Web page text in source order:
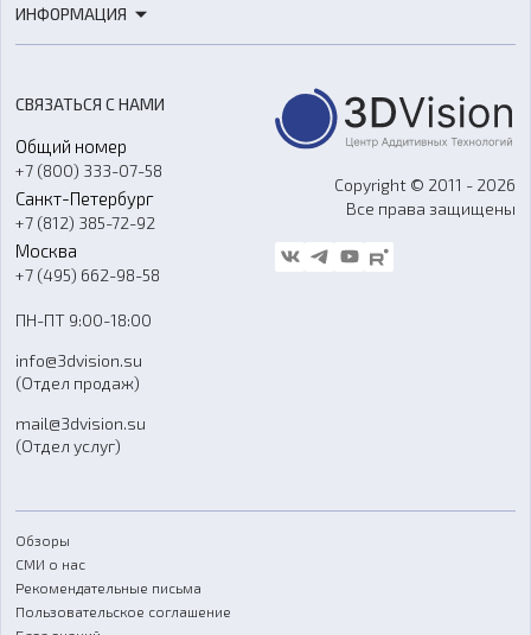
Расходные материалы
Оборудование и материалы для вакуумного литья
Аксессуары и прочее оборудование
Программное обеспечение
3D-моделирование
Ремонт и услуги
ИНФОРМАЦИЯ
О компании
Контакты
Гос. закупки
Стать дилером
Блог
FAQ
СВЯЗАТЬСЯ С НАМИ
Общий номер
+7 (800) 333-07-58
Санкт-Петербург
+7 (812) 385-72-92
Москва
+7 (495) 662-98-58
ПН-ПТ 9:00-18:00
info@3dvision.su
(Отдел продаж)
mail@3dvision.su
(Отдел услуг)
Copyright © 2011 - 2026
Все права защищены
Обзоры
СМИ о нас
Рекомендательные письма
Пользовательское соглашение